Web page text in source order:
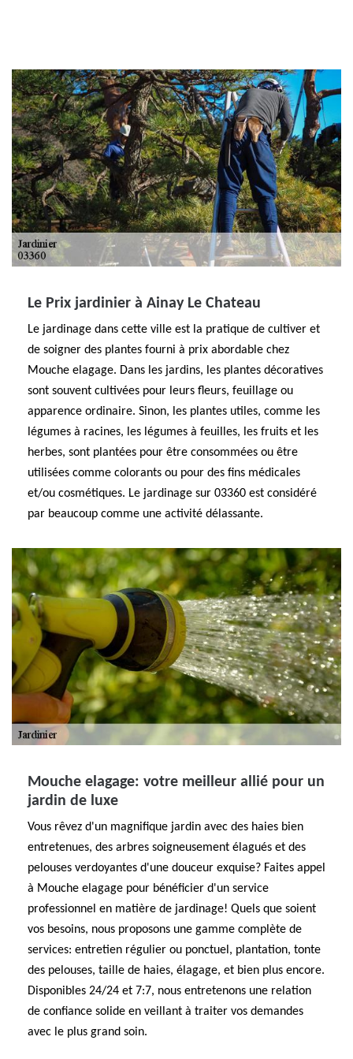
Le Prix jardinier à Ainay Le Chateau
Le jardinage dans cette ville est la pratique de cultiver et
de soigner des plantes fourni à prix abordable chez
Mouche elagage. Dans les jardins, les plantes décoratives
sont souvent cultivées pour leurs fleurs, feuillage ou
apparence ordinaire. Sinon, les plantes utiles, comme les
légumes à racines, les légumes à feuilles, les fruits et les
herbes, sont plantées pour être consommées ou être
utilisées comme colorants ou pour des fins médicales
et/ou cosmétiques. Le jardinage sur 03360 est considéré
par beaucoup comme une activité délassante.
Mouche elagage: votre meilleur allié pour un
jardin de luxe
Vous rêvez d'un magnifique jardin avec des haies bien
entretenues, des arbres soigneusement élagués et des
pelouses verdoyantes d'une douceur exquise? Faites appel
à Mouche elagage pour bénéficier d'un service
professionnel en matière de jardinage! Quels que soient
vos besoins, nous proposons une gamme complète de
services: entretien régulier ou ponctuel, plantation, tonte
des pelouses, taille de haies, élagage, et bien plus encore.
Disponibles 24/24 et 7:7, nous entretenons une relation
de confiance solide en veillant à traiter vos demandes
avec le plus grand soin.